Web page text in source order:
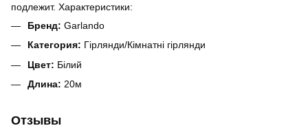
подлежит. Характеристики:
Бренд: Garlando
Категория: Гірлянди/Кімнатні гірлянди
Цвет: Бiлий
Длина: 20м
Отзывы